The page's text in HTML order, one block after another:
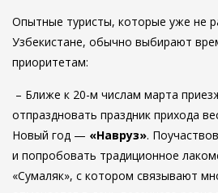
Опытные туристы, которые уже не
Узбекистане, обычно выбирают
приоритетам:
– Ближе к 20-м числам марта
отпраздновать праздник прихода
Новый год — «Навруз».
и попробовать традиционное
«Сумаляк», с котором связывают